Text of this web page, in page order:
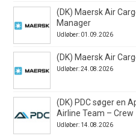
(DK) Maersk Air
Manager
Udløber: 01.09.2026
(DK) Maersk Air
Udløber: 24.08.2026
(DK) PDC søger en
Airline Team – Crew
Udløber: 14.08.2026